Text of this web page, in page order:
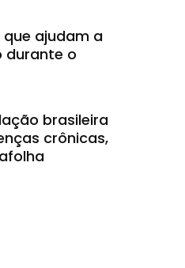
ajudam a
durante o
brasileira
crônicas,